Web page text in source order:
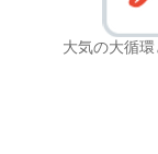
大気の大循